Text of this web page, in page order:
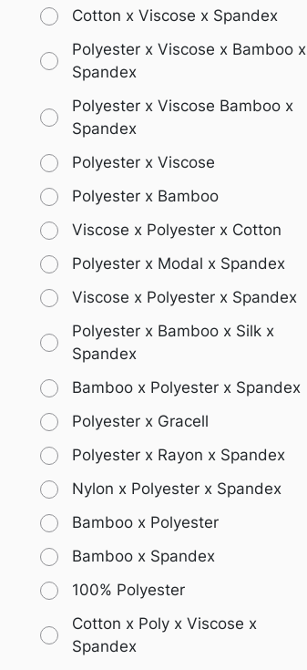
Cotton x Viscose x Spandex
Polyester x Viscose x Bamboo x
Spandex
Polyester x Viscose Bamboo x
Spandex
Polyester x Viscose
Polyester x Bamboo
Viscose x Polyester x Cotton
Polyester x Modal x Spandex
Viscose x Polyester x Spandex
Polyester x Bamboo x Silk x
Spandex
Bamboo x Polyester x Spandex
Polyester x Gracell
Polyester x Rayon x Spandex
Nylon x Polyester x Spandex
Bamboo x Polyester
Bamboo x Spandex
100% Polyester
Cotton x Poly x Viscose x
Spandex